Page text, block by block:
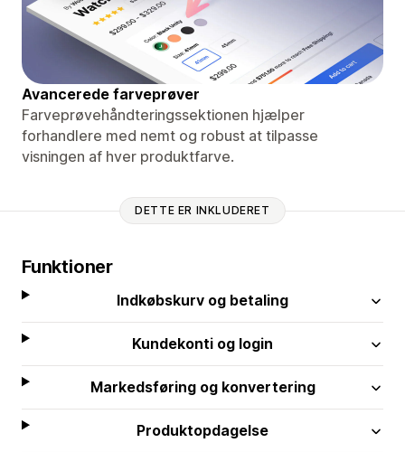
Avancerede farveprøver
Farveprøvehåndteringssektionen hjælper
forhandlere med nemt og robust at tilpasse
visningen af ​​hver produktfarve.
DETTE ER INKLUDERET
Funktioner
Indkøbskurv og betaling
Kundekonti og login
Markedsføring og konvertering
Produktopdagelse